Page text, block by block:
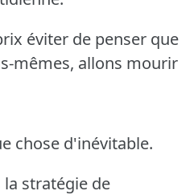
éviter de penser que
mêmes, allons mourir
chose d'inévitable.
stratégie de